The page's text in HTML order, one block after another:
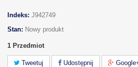
Indeks: J942749
Stan: Nowy produkt
1 Przedmiot
Tweetuj Udostępnij